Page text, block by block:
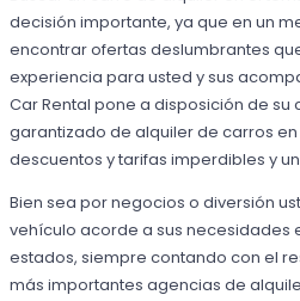
decisión importante, ya que en un
encontrar ofertas deslumbrantes
experiencia para usted y sus
Car Rental pone a disposición de su
garantizado de alquiler de carros
descuentos y tarifas imperdibles y
Bien sea por negocios o diversión
vehículo acorde a sus necesidades
estados, siempre contando con el
más importantes agencias de